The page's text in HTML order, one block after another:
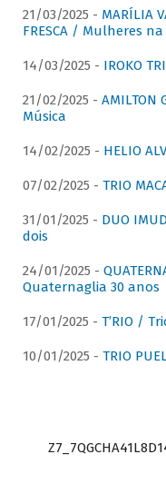
21/03/2025 - MARÍLIA
FRESCA / Mulheres
14/03/2025 - IROKO
21/02/2025 - AMILTON
Música
14/02/2025 - HELIO
07/02/2025 - TRIO
31/01/2025 - DUO
dois
24/01/2025 -
Quaternaglia 30 anos
17/01/2025 - T’RIO /
10/01/2025 - TRIO